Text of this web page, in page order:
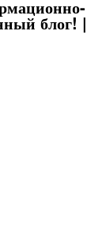
блог! |